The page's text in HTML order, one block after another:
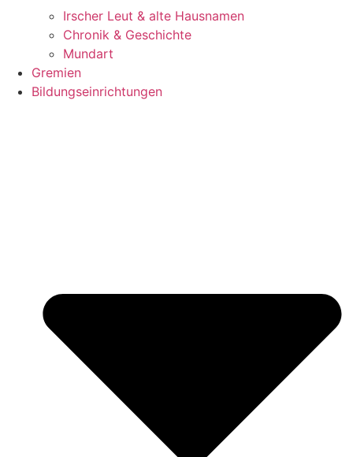
Irscher Leut & alte Hausnamen
Chronik & Geschichte
Mundart
Gremien
Bildungseinrichtungen